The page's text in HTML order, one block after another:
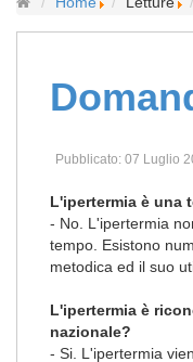
Pubblicato: 07 Luglio
L'ipertermia è una
- No. L'ipertermia
tempo. Esistono
metodica ed il suo
L'ipertermia è
nazionale?
- Si. L'ipertermia